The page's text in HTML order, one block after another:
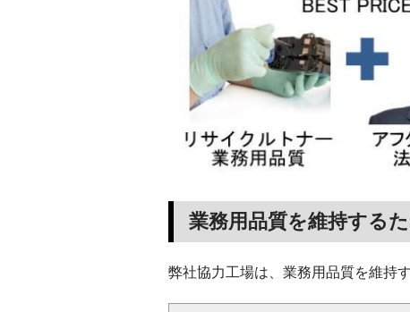
業務用品質を維持する
弊社協力工場は、業務用品質を維持